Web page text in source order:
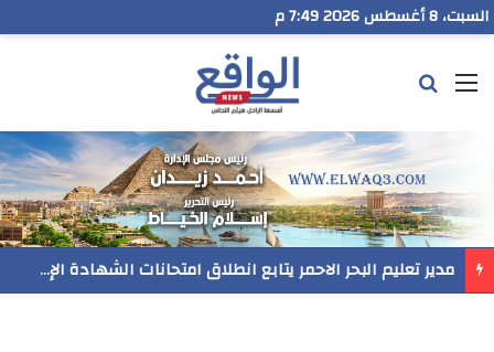
السبت، 8 أغسطس 2026 7:49 م
القائمة
مدير تعليم البحر الاحمر يتابع انطلاق امتحانات الشهادة الإعدادية ويؤكد: الانضباط